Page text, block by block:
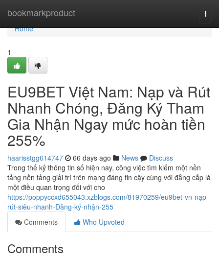
bookmarkproduct
Home
Home
1
EU9BET Việt Nam: Nạp và Rút
Nhanh Chóng, Đăng Ký Tham
Gia Nhận Ngay mức hoàn tiền
255%
haarisstgg614747 66 days ago News
Discuss
Trong thế kỷ thông tin số hiện nay, công việc tìm kiếm một nền
tảng nền tảng giải trí trên mạng đáng tin cậy cùng với đẳng cấp là
một điều quan trọng đối với cho
https://poppyccxd655043.xzblogs.com/81970259/eu9bet-vn-nạp-
rút-siêu-nhanh-Đăng-ký-nhận-255
Comments
Who Upvoted
Comments